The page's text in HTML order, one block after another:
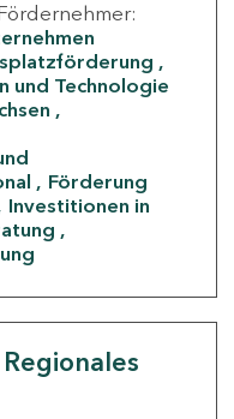
und Technologie
Förderung
Investitionen in